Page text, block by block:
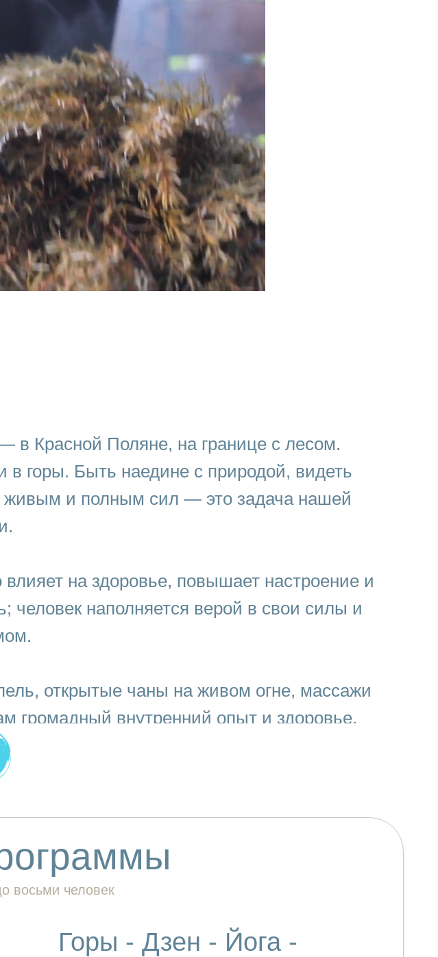
в Красной Поляне, на границе с лесом.
горы. Быть наедине с природой, видеть
и полным сил — это задача нашей
на здоровье, повышает настроение и
человек наполняется верой в свои силы и
открытые чаны на живом огне, массажи
громадный внутренний опыт и здоровье.
восьми человек
Горы - Дзен - Йога -